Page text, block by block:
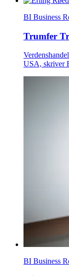
BI Business
Trumfer
USA, skriver
BI Business